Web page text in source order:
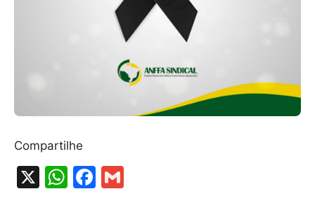
Compartilhe
X
W F